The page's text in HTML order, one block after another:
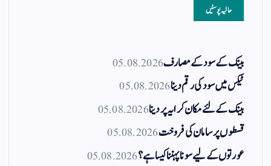
حالیہ پوسٹیں
بینک کے سود کے مصارف05.08.2026
ٹیکس میں سود کی رقم دینا05.08.2026
بینک کے لئے مکان کرایہ پر دینا05.08.2026
قسطوں پر سامان کی فروخت05.08.2026
عورتوں کے لیے سونا پہننا کیسا ہے؟05.08.2026